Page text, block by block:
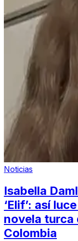
Noticias
Isabella
‘Elif’: así
novela turca
Colombia